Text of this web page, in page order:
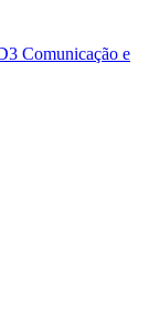
Comunicação e